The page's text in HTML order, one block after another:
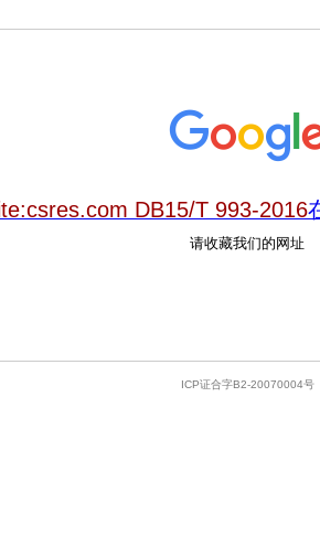
DB15/T 993-2016
请收藏我们的网址
ICP证合字B2-20070004号